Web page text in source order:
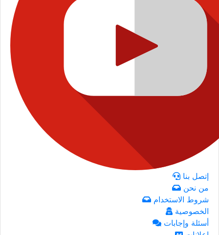
إتصل بنا
من نحن
شروط الاستخدام
الخصوصية
أسئلة وإجابات